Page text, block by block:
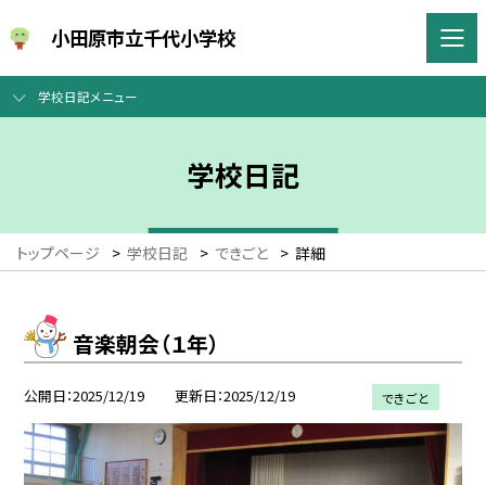
小田原市立千代小学校
学校日記メニュー
学校日記
トップページ > 学校日記 > できごと > 詳細
音楽朝会（１年）
公開日 2025/12/19 更新日 2025/12/19 できごと